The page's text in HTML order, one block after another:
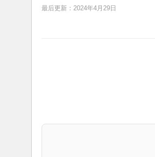
最后更新：2024年4月29日